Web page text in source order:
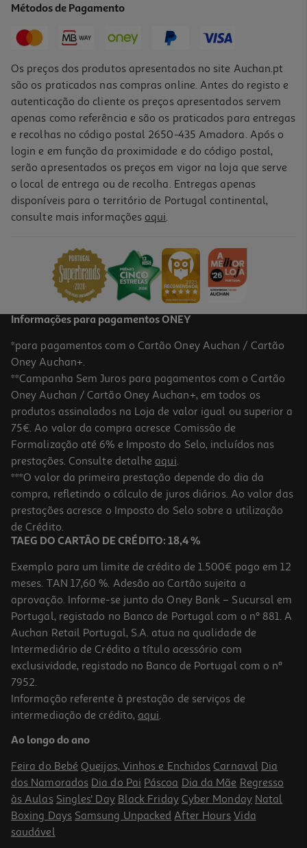
Frigideira Aluminio Actuel 20cm
12,99 €
Frigideira Actuel Alum Fundido 32cm
22.99 €/un
22,99 €
Frigideira Actuel Alumínio Fundido 28cm Gevi8
24.99 €/un
24,99 €
Métodos de Pagamento
Os preços dos produtos apresentados no site Auchan.pt
são os praticados nas compras online. Antes do registo e
autenticação do cliente os preços apresentados servem
apenas como referência e são os praticados para entregas
e recolhas no código postal 2650-435 Amadora. Após o
login e em função da proximidade e do código postal,
serão apresentados os preços em vigor na loja que serve
o local de entrega ou de recolha. Entregas apenas
disponíveis para o território de Portugal continental,
consulte mais informações aqui.
Informações para pagamentos ONEY
*para pagamentos com o Cartão Oney Auchan / Cartão
Oney Auchan+.
**Campanha Sem Juros para pagamentos com o Cartão
Oney Auchan / Cartão Oney Auchan+, em todos os
produtos assinalados na Loja de valor igual ou superior a
75€. Ao valor da compra acresce Comissão de
Formalização até 6% e Imposto do Selo, incluídos nas
prestações. Consulte detalhe aqui.
***O valor da primeira prestação depende do dia da
compra, refletindo o cálculo de juros diários. Ao valor das
prestações acresce o Imposto do Selo sobre a utilização
de Crédito.
TAEG DO CARTÃO DE CRÉDITO: 18,4 %
Exemplo para um limite de crédito de 1.500€ pago em 12
meses. TAN 17,60 %. Adesão ao Cartão sujeita a
aprovação. Informe-se junto do Oney Bank – Sucursal em
Portugal, registado no Banco de Portugal com o nº 881. A
Auchan Retail Portugal, S.A. atua na qualidade de
Intermediário de Crédito a título acessório com
exclusividade, registado no Banco de Portugal com o nº
7952.
Informação referente à prestação de serviços de
intermediação de crédito, aqui.
Ao longo do ano
Feira do Bebé Queijos, Vinhos e Enchidos Carnaval Dia
dos Namorados Dia do Pai Páscoa Dia da Mãe Regresso
às Aulas Singles' Day Black Friday Cyber Monday Natal
Boxing Days Samsung Unpacked After Hours Vida
saudável